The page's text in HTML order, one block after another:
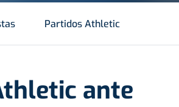
Partidos Athletic
ante